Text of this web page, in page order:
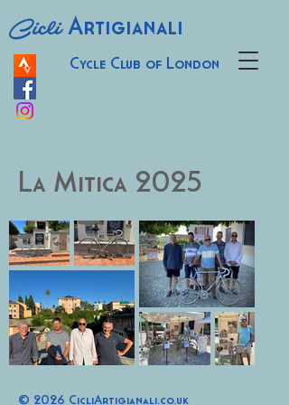
Cycle Club of London
CicliArtigianali
La Mitica 2025
© 2026 CicliArtigianali.co.uk